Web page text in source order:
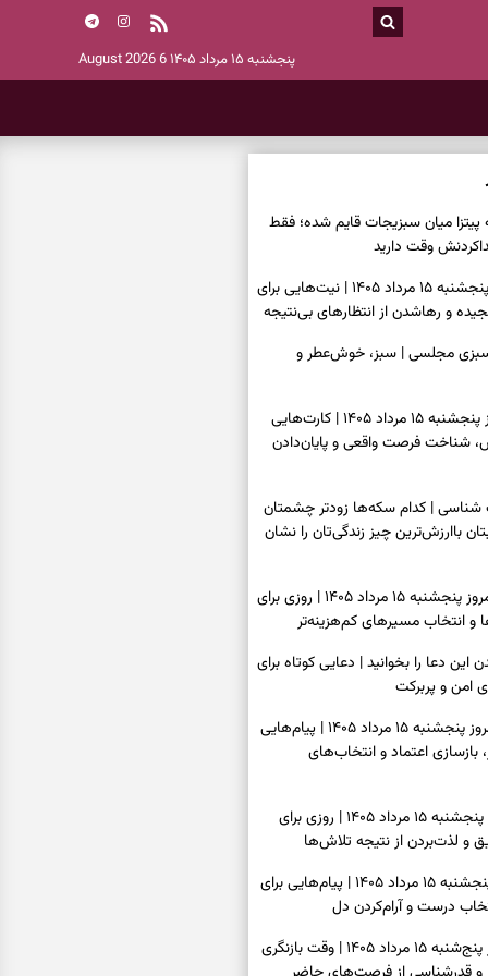
پنجشنبه ۱۵ مرداد ۱۴۰۵ 6 August 2026
پیتزا میان سبزیجات قایم شده؛ فقط
فال ابجد امروز پنجشنبه ۱۵ مرداد ۱۴۰۵ | نیت‌هایی برای
و رهاشدن از انتظارهای بی‌نتیجه
سبزی مجلسی | سبز، خوش‌عطر و
فال تاروت امروز پنجشنبه ۱۵ مرداد ۱۴۰۵ | کارت‌هایی
شناخت فرصت واقعی و پایان‌دادن
| کدام سکه‌ها زودتر چشمتان
باارزش‌ترین چیز زندگی‌تان را نشان
فال سرنوشت امروز پنجشنبه ۱۵ مرداد ۱۴۰۵ | روزی برای
و انتخاب مسیرهای کم‌هزینه‌تر
این دعا را بخوانید | دعایی کوتاه برای
امن و پربرکت
فال فرشتگان امروز پنجشنبه ۱۵ مرداد ۱۴۰۵ | پیام‌هایی
بازسازی اعتماد و انتخاب‌های
فال روزانه امروز پنجشنبه ۱۵ مرداد ۱۴۰۵ | روزی برای
و لذت‌بردن از نتیجه تلاش‌ها
فال انبیا امروز پنجشنبه ۱۵ مرداد ۱۴۰۵ | پیام‌هایی برای
درست و آرام‌کردن دل
فال حافظ امروز پنج‌شنبه ۱۵ مرداد ۱۴۰۵ | وقت بازنگری